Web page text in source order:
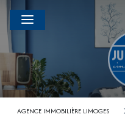
AGENCE IMMOBILIÈRE LIMOGES